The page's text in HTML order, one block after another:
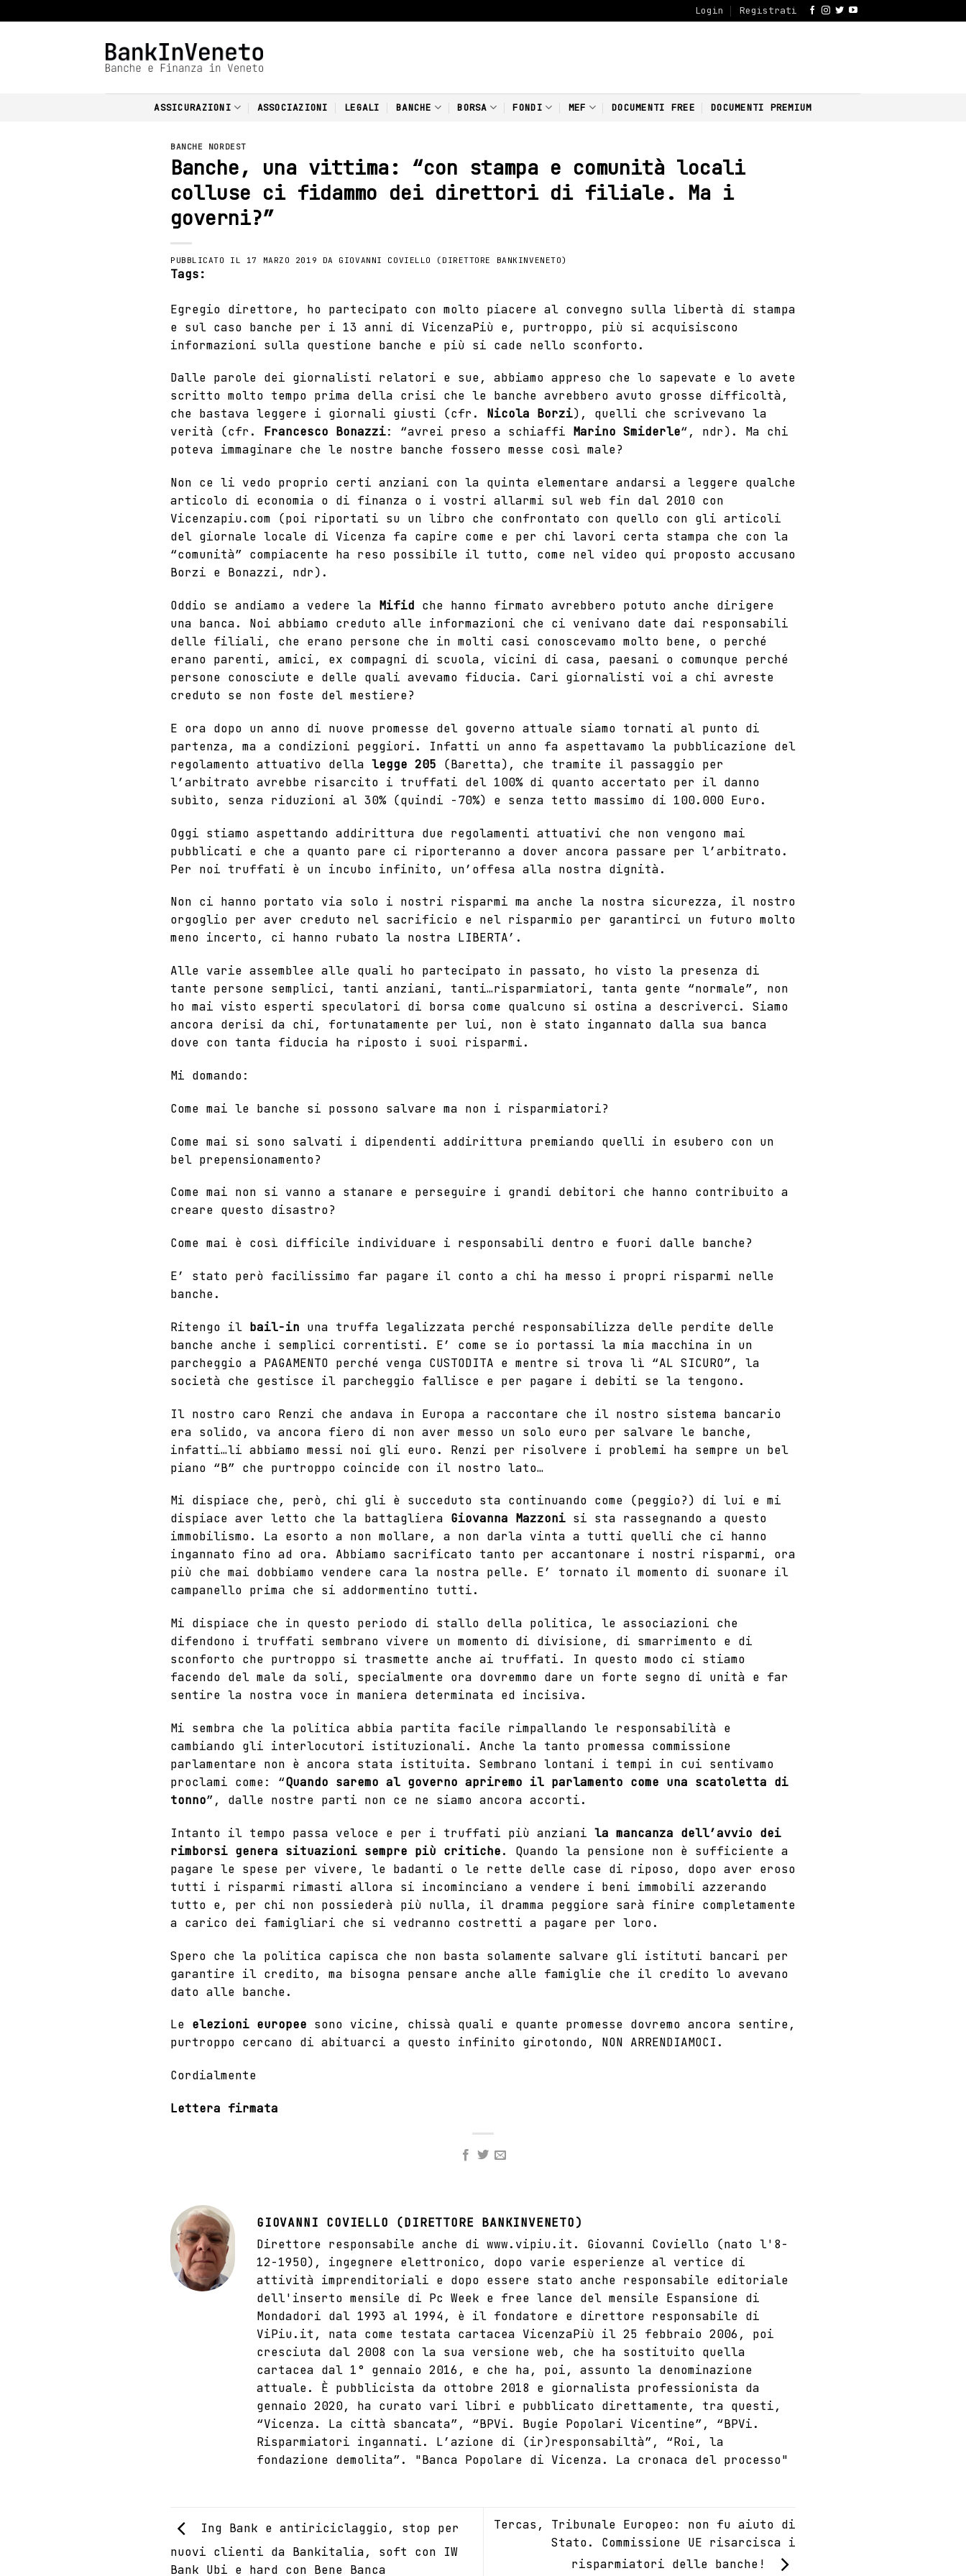
to
Login Registrati
ASSICURAZIONI ASSOCIAZIONI LEGALI BANCHE BORSA FONDI MEF DOCUMENTI FREE DOCUMENTI PREMIUM
BANCHE NORDEST
Banche, una vittima: “con stampa e comunità locali
colluse ci fidammo dei direttori di filiale. Ma i
governi?”
PUBBLICATO IL 17 MARZO 2019 DA GIOVANNI COVIELLO (DIRETTORE BANKINVENETO)
Tags:
Egregio direttore, ho partecipato con molto piacere al convegno sulla libertà di stampa
e sul caso banche per i 13 anni di VicenzaPiù e, purtroppo, più si acquisiscono
informazioni sulla questione banche e più si cade nello sconforto.
Dalle parole dei giornalisti relatori e sue, abbiamo appreso che lo sapevate e lo avete
scritto molto tempo prima della crisi che le banche avrebbero avuto grosse difficoltà,
che bastava leggere i giornali giusti (cfr. Nicola Borzi), quelli che scrivevano la
verità (cfr. Francesco Bonazzi: “avrei preso a schiaffi Marino Smiderle“, ndr). Ma chi
poteva immaginare che le nostre banche fossero messe così male?
Non ce li vedo proprio certi anziani con la quinta elementare andarsi a leggere qualche
articolo di economia o di finanza o i vostri allarmi sul web fin dal 2010 con
Vicenzapiu.com (poi riportati su un libro che confrontato con quello con gli articoli
del giornale locale di Vicenza fa capire come e per chi lavori certa stampa che con la
“comunità” compiacente ha reso possibile il tutto, come nel video qui proposto accusano
Borzi e Bonazzi, ndr).
Oddio se andiamo a vedere la Mifid che hanno firmato avrebbero potuto anche dirigere
una banca. Noi abbiamo creduto alle informazioni che ci venivano date dai responsabili
delle filiali, che erano persone che in molti casi conoscevamo molto bene, o perché
erano parenti, amici, ex compagni di scuola, vicini di casa, paesani o comunque perché
persone conosciute e delle quali avevamo fiducia. Cari giornalisti voi a chi avreste
creduto se non foste del mestiere?
E ora dopo un anno di nuove promesse del governo attuale siamo tornati al punto di
partenza, ma a condizioni peggiori. Infatti un anno fa aspettavamo la pubblicazione del
regolamento attuativo della legge 205 (Baretta), che tramite il passaggio per
l’arbitrato avrebbe risarcito i truffati del 100% di quanto accertato per il danno
subìto, senza riduzioni al 30% (quindi -70%) e senza tetto massimo di 100.000 Euro.
Oggi stiamo aspettando addirittura due regolamenti attuativi che non vengono mai
pubblicati e che a quanto pare ci riporteranno a dover ancora passare per l’arbitrato.
Per noi truffati è un incubo infinito, un’offesa alla nostra dignità.
Non ci hanno portato via solo i nostri risparmi ma anche la nostra sicurezza, il nostro
orgoglio per aver creduto nel sacrificio e nel risparmio per garantirci un futuro molto
meno incerto, ci hanno rubato la nostra LIBERTA’.
Alle varie assemblee alle quali ho partecipato in passato, ho visto la presenza di
tante persone semplici, tanti anziani, tanti…risparmiatori, tanta gente “normale”, non
ho mai visto esperti speculatori di borsa come qualcuno si ostina a descriverci. Siamo
ancora derisi da chi, fortunatamente per lui, non è stato ingannato dalla sua banca
dove con tanta fiducia ha riposto i suoi risparmi.
Mi domando:
Come mai le banche si possono salvare ma non i risparmiatori?
Come mai si sono salvati i dipendenti addirittura premiando quelli in esubero con un
bel prepensionamento?
Come mai non si vanno a stanare e perseguire i grandi debitori che hanno contribuito a
creare questo disastro?
Come mai è così difficile individuare i responsabili dentro e fuori dalle banche?
E’ stato però facilissimo far pagare il conto a chi ha messo i propri risparmi nelle
banche.
Ritengo il bail-in una truffa legalizzata perché responsabilizza delle perdite delle
banche anche i semplici correntisti. E’ come se io portassi la mia macchina in un
parcheggio a PAGAMENTO perché venga CUSTODITA e mentre si trova lì “AL SICURO”, la
società che gestisce il parcheggio fallisce e per pagare i debiti se la tengono.
Il nostro caro Renzi che andava in Europa a raccontare che il nostro sistema bancario
era solido, va ancora fiero di non aver messo un solo euro per salvare le banche,
infatti…li abbiamo messi noi gli euro. Renzi per risolvere i problemi ha sempre un bel
piano “B” che purtroppo coincide con il nostro lato…
Mi dispiace che, però, chi gli è succeduto sta continuando come (peggio?) di lui e mi
dispiace aver letto che la battagliera Giovanna Mazzoni si sta rassegnando a questo
immobilismo. La esorto a non mollare, a non darla vinta a tutti quelli che ci hanno
ingannato fino ad ora. Abbiamo sacrificato tanto per accantonare i nostri risparmi, ora
più che mai dobbiamo vendere cara la nostra pelle. E’ tornato il momento di suonare il
campanello prima che si addormentino tutti.
Mi dispiace che in questo periodo di stallo della politica, le associazioni che
difendono i truffati sembrano vivere un momento di divisione, di smarrimento e di
sconforto che purtroppo si trasmette anche ai truffati. In questo modo ci stiamo
facendo del male da soli, specialmente ora dovremmo dare un forte segno di unità e far
sentire la nostra voce in maniera determinata ed incisiva.
Mi sembra che la politica abbia partita facile rimpallando le responsabilità e
cambiando gli interlocutori istituzionali. Anche la tanto promessa commissione
parlamentare non è ancora stata istituita. Sembrano lontani i tempi in cui sentivamo
proclami come: “Quando saremo al governo apriremo il parlamento come una scatoletta di
tonno”, dalle nostre parti non ce ne siamo ancora accorti.
Intanto il tempo passa veloce e per i truffati più anziani la mancanza dell’avvio dei
rimborsi genera situazioni sempre più critiche. Quando la pensione non è sufficiente a
pagare le spese per vivere, le badanti o le rette delle case di riposo, dopo aver eroso
tutti i risparmi rimasti allora si incominciano a vendere i beni immobili azzerando
tutto e, per chi non possiederà più nulla, il dramma peggiore sarà finire completamente
a carico dei famigliari che si vedranno costretti a pagare per loro.
Spero che la politica capisca che non basta solamente salvare gli istituti bancari per
garantire il credito, ma bisogna pensare anche alle famiglie che il credito lo avevano
dato alle banche.
Le elezioni europee sono vicine, chissà quali e quante promesse dovremo ancora sentire,
purtroppo cercano di abituarci a questo infinito girotondo, NON ARRENDIAMOCI.
Cordialmente
Lettera firmata
GIOVANNI COVIELLO (DIRETTORE BANKINVENETO)
Direttore responsabile anche di www.vipiu.it. Giovanni Coviello (nato l'8-
12-1950), ingegnere elettronico, dopo varie esperienze al vertice di
attività imprenditoriali e dopo essere stato anche responsabile editoriale
dell'inserto mensile di Pc Week e free lance del mensile Espansione di
Mondadori dal 1993 al 1994, è il fondatore e direttore responsabile di
ViPiu.it, nata come testata cartacea VicenzaPiù il 25 febbraio 2006, poi
cresciuta dal 2008 con la sua versione web, che ha sostituito quella
cartacea dal 1° gennaio 2016, e che ha, poi, assunto la denominazione
attuale. È pubblicista da ottobre 2018 e giornalista professionista da
gennaio 2020, ha curato vari libri e pubblicato direttamente, tra questi,
“Vicenza. La città sbancata”, “BPVi. Bugie Popolari Vicentine”, “BPVi.
Risparmiatori ingannati. L’azione di (ir)responsabiltà”, “Roi, la
fondazione demolita”. "Banca Popolare di Vicenza. La cronaca del processo"
Ing Bank e antiriciclaggio, stop per
nuovi clienti da Bankitalia, soft con IW
Bank Ubi e hard con Bene Banca
Tercas, Tribunale Europeo: non fu aiuto di
Stato. Commissione UE risarcisca i
risparmiatori delle banche!